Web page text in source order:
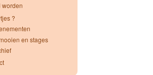
worden
?
en stages